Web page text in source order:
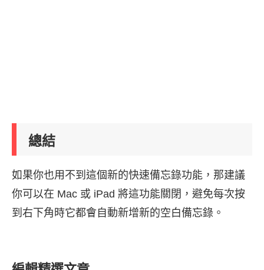
總結
如果你也用不到這個新的快速備忘錄功能，那建議
你可以在 Mac 或 iPad 將這功能關閉，避免每次按
到右下角時它都會自動新增新的空白備忘錄。